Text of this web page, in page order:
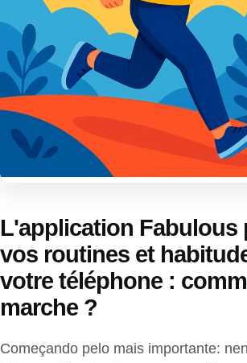
L'application Fabulous
vos routines et
votre téléphone :
marche ?
Começando pelo mais importante: